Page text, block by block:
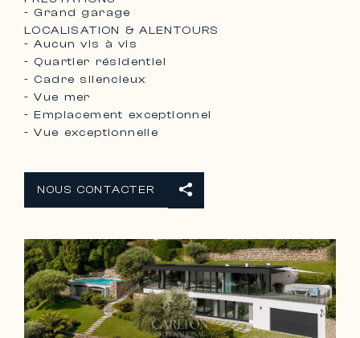
- Grand garage
LOCALISATION & ALENTOURS
- Aucun vis à vis
- Quartier résidentiel
- Cadre silencieux
- Vue mer
- Emplacement exceptionnel
- Vue exceptionnelle
NOUS CONTACTER